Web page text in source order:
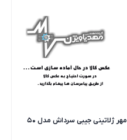
مهر ژلاتینی جیبی سرداش مدل 50